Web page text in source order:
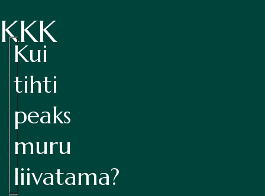
KKK
Kui
tihti
peaks
muru
liivatama?